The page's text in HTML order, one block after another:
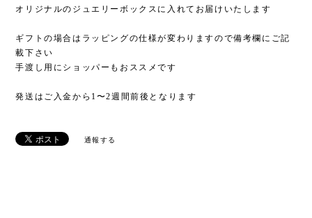
オリジナルのジュエリーボックスに入れてお届けいたします
ギフトの場合はラッピングの仕様が変わりますので備考欄にご記
載下さい
手渡し用にショッパーもおススメです
発送はご入金から1〜2週間前後となります
通報する